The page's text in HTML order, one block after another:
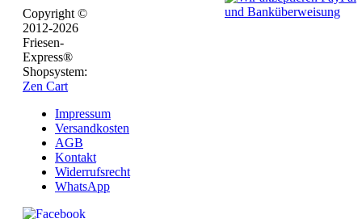
Copyright ©
2012-2026
Friesen-
Express®
Shopsystem:
Zen Cart
Impressum
Versandkosten
AGB
Kontakt
Widerrufsrecht
WhatsApp